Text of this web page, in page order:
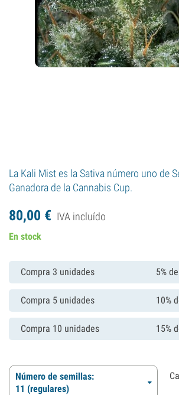
La Kali Mist es la Sativa número uno de
Ganadora de la Cannabis Cup.
80,00 € IVA incluído
En stock
Compra 3 unidades 5%
Compra 5 unidades 10%
Compra 10 unidades 15%
Número de semillas:
11 (regulares)